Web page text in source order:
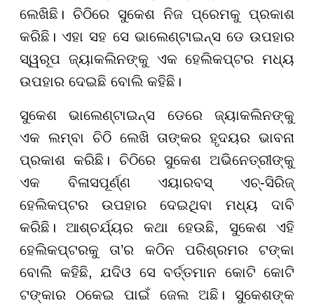
ଲେଖିଛି। ଚିଠିରେ ସୁକେଶ ନିଜ ପ୍ରେମକୁ ପ୍ରକାଶ
କରିଛି। ଏହା ସହ ସେ ଭାଲେଣ୍ଟାଇନ୍ସ ଡେ ଉପହାର
ସ୍ୱରୂପ ଜ୍ୟାକଲିନଙ୍କୁ ଏକ ହେଲିକପ୍ଟର ମଧ୍ୟ
ଉପହାର ଦେଇଛି ବୋଲି କହିଛି।
ସୁକେଶ ଭାଲେଣ୍ଟାଇନ୍ସ ଡେରେ ଜ୍ୟାକଲିନଙ୍କୁ
ଏକ ଲମ୍ବା ଚିଠି ଲେଖି ତାଙ୍କର ହୃଦୟର ଭାବନା
ପ୍ରକାଶ କରିଛି। ଚିଠିରେ ସୁକେଶ ଅଭିନେତ୍ରୀଙ୍କୁ
ଏକ ବିଳାସପୂର୍ଣ୍ଣ ଏୟାରବସ୍ ଏଚ୍-ସିରିଜ୍
ହେଲିକପ୍ଟର ଉପହାର ଦେଇଥିବା ମଧ୍ୟ ଦାବି
କରିଛି। ଆଶ୍ଚର୍ଯ୍ୟର କଥା ହେଉଛି, ସୁକେଶ ଏହି
ହେଲିକପ୍ଟରକୁ ତା’ର କଠିନ ପରିଶ୍ରମର ଟଙ୍କା
ବୋଲି କହିଛି, ଯଦିଓ ସେ ବର୍ତ୍ତମାନ କୋଟି କୋଟି
ଟଙ୍କାର ଠକେଇ ପାଇଁ ଜେଲ ଅଛି। ସୁକେଶଙ୍କ